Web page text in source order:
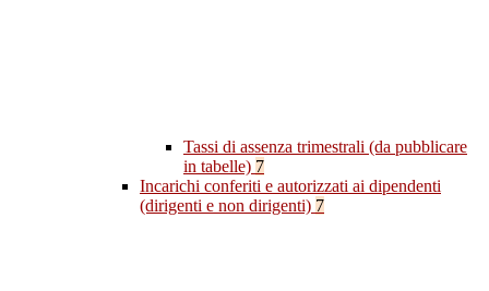
Tassi di assenza trimestrali (da pubblicare
in tabelle) 7
Incarichi conferiti e autorizzati ai dipendenti
(dirigenti e non dirigenti) 7